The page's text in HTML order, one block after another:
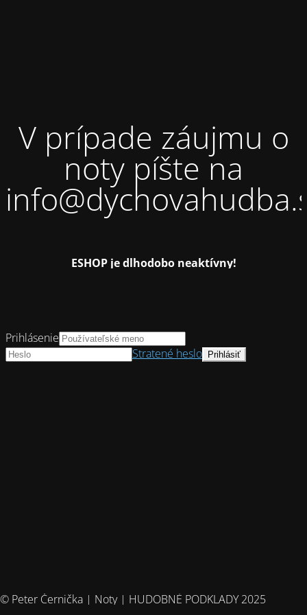
V prípade záujmu o
noty píšte na
ESHOP je dlhodobo neaktívny!
© Peter Černička | Noty | HUDOBNÉ PODKLADY 2025
Prihlásenie
Stratené heslo